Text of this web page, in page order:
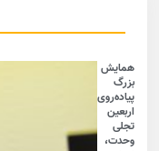
همایش
بزرگ
پیاده‌روی
اربعین
تجلی
وحدت،